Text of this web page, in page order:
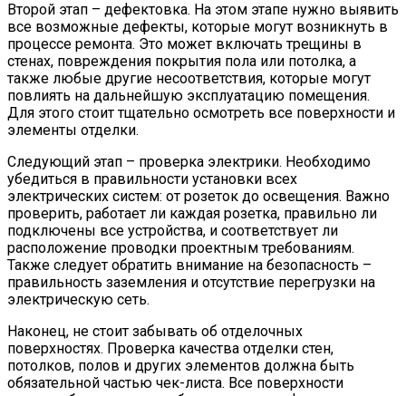
Второй этап – дефектовка. На этом этапе нужно выявить
все возможные дефекты, которые могут возникнуть в
процессе ремонта. Это может включать трещины в
стенах, повреждения покрытия пола или потолка, а
также любые другие несоответствия, которые могут
повлиять на дальнейшую эксплуатацию помещения.
Для этого стоит тщательно осмотреть все поверхности и
элементы отделки.
Следующий этап – проверка электрики. Необходимо
убедиться в правильности установки всех
электрических систем: от розеток до освещения. Важно
проверить, работает ли каждая розетка, правильно ли
подключены все устройства, и соответствует ли
расположение проводки проектным требованиям.
Также следует обратить внимание на безопасность –
правильность заземления и отсутствие перегрузки на
электрическую сеть.
Наконец, не стоит забывать об отделочных
поверхностях. Проверка качества отделки стен,
потолков, полов и других элементов должна быть
обязательной частью чек-листа. Все поверхности